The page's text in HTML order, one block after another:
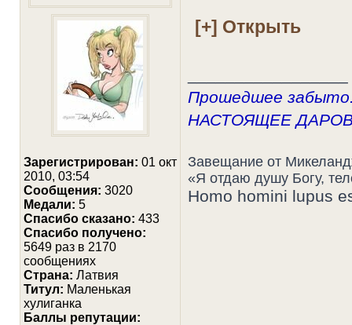
Зарегистрирован: 01 окт
2010, 03:54
Сообщения: 3020
Медали: 5
Cпасибо сказано: 433
Спасибо получено:
5649 раз в 2170
сообщениях
Страна: Латвия
Титул: Маленькая
хулиганка
Баллы репутации:
Прошедшее
НАСТОЯЩЕЕ
Завещание от
«Я отдаю душу Богу,
Homo homini lupus